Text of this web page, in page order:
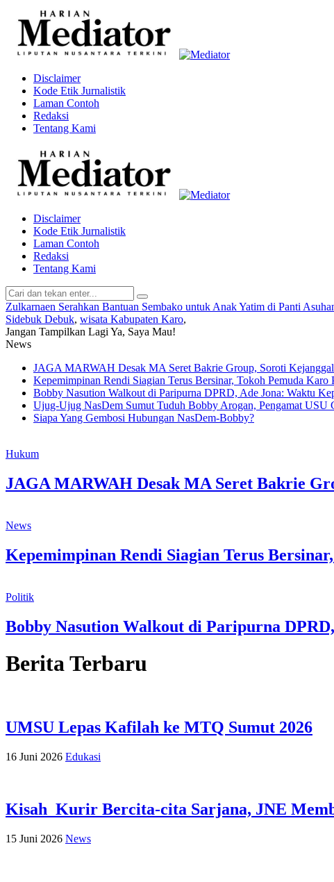
Disclaimer
Kode Etik Jurnalistik
Laman Contoh
Redaksi
Tentang Kami
Disclaimer
Kode Etik Jurnalistik
Laman Contoh
Redaksi
Tentang Kami
Zulkarnaen Serahkan Bantuan Sembako untuk Anak Yatim di Panti
Sidebuk Debuk, wisata Kabupaten Karo,
Jangan Tampilkan Lagi Ya, Saya Mau!
News
JAGA MARWAH Desak MA Seret Bakrie Group, Soroti
Kepemimpinan Rendi Siagian Terus Bersinar, Tokoh Pemuda
Bobby Nasution Walkout di Paripurna DPRD, Ade Jona: Waktu
Ujug-Ujug NasDem Sumut Tuduh Bobby Arogan, Pengamat USU
Siapa Yang Gembosi Hubungan NasDem-Bobby?
Hukum
JAGA MARWAH Desak MA Seret Bakrie
News
Kepemimpinan Rendi Siagian Terus
Politik
Bobby Nasution Walkout di Paripurna
Berita Terbaru
UMSU Lepas Kafilah ke MTQ Sumut 2026
16 Juni 2026 Edukasi
Kisah Kurir Bercita-cita Sarjana, JNE
15 Juni 2026 News